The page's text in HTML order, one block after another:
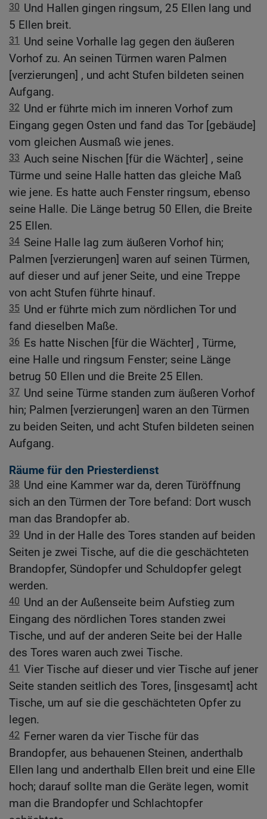
30 Und Hallen gingen ringsum, 25 Ellen lang und
5 Ellen breit.
31 Und seine Vorhalle lag gegen den äußeren
Vorhof zu. An seinen Türmen waren Palmen
[verzierungen] , und acht Stufen bildeten seinen
Aufgang.
32 Und er führte mich im inneren Vorhof zum
Eingang gegen Osten und fand das Tor [gebäude]
vom gleichen Ausmaß wie jenes.
33 Auch seine Nischen [für die Wächter] , seine
Türme und seine Halle hatten das gleiche Maß
wie jene. Es hatte auch Fenster ringsum, ebenso
seine Halle. Die Länge betrug 50 Ellen, die Breite
25 Ellen.
34 Seine Halle lag zum äußeren Vorhof hin;
Palmen [verzierungen] waren auf seinen Türmen,
auf dieser und auf jener Seite, und eine Treppe
von acht Stufen führte hinauf.
35 Und er führte mich zum nördlichen Tor und
fand dieselben Maße.
36 Es hatte Nischen [für die Wächter] , Türme,
eine Halle und ringsum Fenster; seine Länge
betrug 50 Ellen und die Breite 25 Ellen.
37 Und seine Türme standen zum äußeren Vorhof
hin; Palmen [verzierungen] waren an den Türmen
zu beiden Seiten, und acht Stufen bildeten seinen
Aufgang.
Räume für den Priesterdienst
38 Und eine Kammer war da, deren Türöffnung
sich an den Türmen der Tore befand: Dort wusch
man das Brandopfer ab.
39 Und in der Halle des Tores standen auf beiden
Seiten je zwei Tische, auf die die geschächteten
Brandopfer, Sündopfer und Schuldopfer gelegt
werden.
40 Und an der Außenseite beim Aufstieg zum
Eingang des nördlichen Tores standen zwei
Tische, und auf der anderen Seite bei der Halle
des Tores waren auch zwei Tische.
41 Vier Tische auf dieser und vier Tische auf jener
Seite standen seitlich des Tores, [insgesamt] acht
Tische, um auf sie die geschächteten Opfer zu
legen.
42 Ferner waren da vier Tische für das
Brandopfer, aus behauenen Steinen, anderthalb
Ellen lang und anderthalb Ellen breit und eine Elle
hoch; darauf sollte man die Geräte legen, womit
man die Brandopfer und Schlachtopfer